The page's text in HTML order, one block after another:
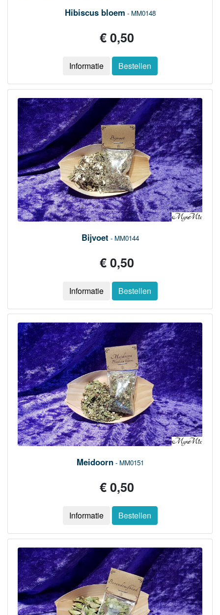
Hibiscus bloem - MM0148
€ 0,50
Informatie Bestellen
Bijvoet - MM0144
€ 0,50
Informatie Bestellen
Meidoorn- MM0151
€ 0,50
Informatie Bestellen